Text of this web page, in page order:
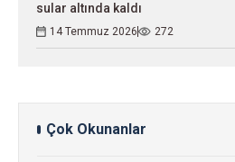
sular altında kaldı
14 Temmuz 2026 272
Çok Okunanlar